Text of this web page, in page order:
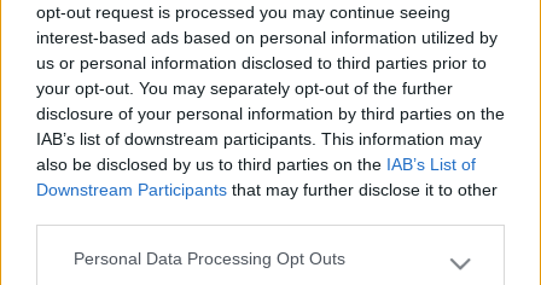
opt-out request is processed you may continue seeing
interest-based ads based on personal information utilized by
us or personal information disclosed to third parties prior to
your opt-out. You may separately opt-out of the further
disclosure of your personal information by third parties on the
IAB’s list of downstream participants. This information may
also be disclosed by us to third parties on the IAB’s List of
Downstream Participants that may further disclose it to other
Please note that this website/app uses one or more Google
Personal Data Processing Opt Outs
marcia, cosa a mio parere, fondamentale.
"My world is miles of endless roads" "The curse of the traveller got a hold on
me, and it won't let you be"
renatovda
Inserito il08/12/2019 alle:10:22:27